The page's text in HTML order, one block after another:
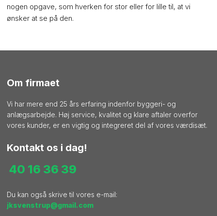
nogen opgave, som hverken for stor eller for lille til, at vi
ønsker at se på den.​​
Om firmaet
Vi har mere end 25 års erfaring indenfor byggeri- og
anlægsarbejde. Høj service, kvalitet og klare aftaler overfor
vores kunder, er en vigtig og integreret del af vores værdisæt.
Kontakt os i dag!
​40 16 36 39
Du kan også skrive til vores e-mail:
jksvenstrup@gmail.com